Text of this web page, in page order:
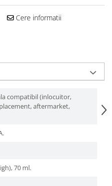
Cere informatii
compatibil (inlocuitor,
aftermarket,
70 ml.